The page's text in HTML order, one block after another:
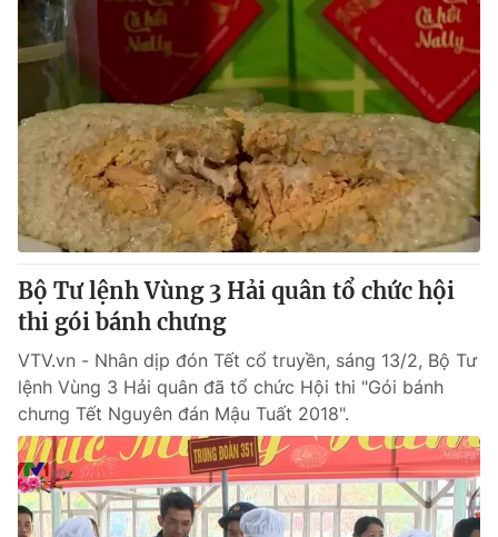
Bộ Tư lệnh Vùng 3 Hải quân tổ chức hội
thi gói bánh chưng
VTV.vn - Nhân dịp đón Tết cổ truyền, sáng 13/2, Bộ Tư
lệnh Vùng 3 Hải quân đã tổ chức Hội thi "Gói bánh
chưng Tết Nguyên đán Mậu Tuất 2018".